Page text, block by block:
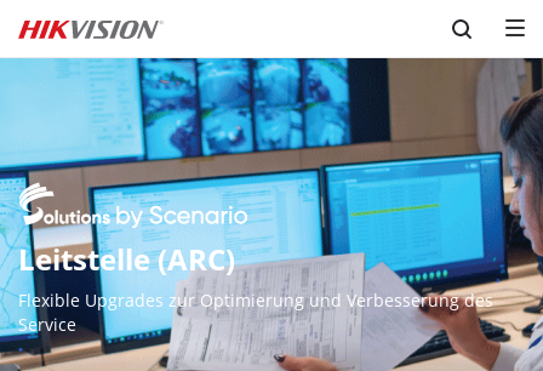
Skip to content
Leitstelle (ARC)
Flexible Upgrades zur Optimierung und Verbesserung des
Service